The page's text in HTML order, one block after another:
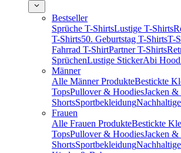
Bestseller
Sprüche T-ShirtsLustige T-Shirts
T-Shirts50. Geburtstag T-ShirtsT-
Fahrrad T-ShirtPartner T-Shirts
SprüchenLustige StickerAbi
Männer
Alle Männer ProdukteBestickte
TopsPullover & HoodiesJacken &
ShortsSportbekleidung
Frauen
Alle Frauen ProdukteBestickte
TopsPullover & HoodiesJacken &
ShortsSportbekleidung